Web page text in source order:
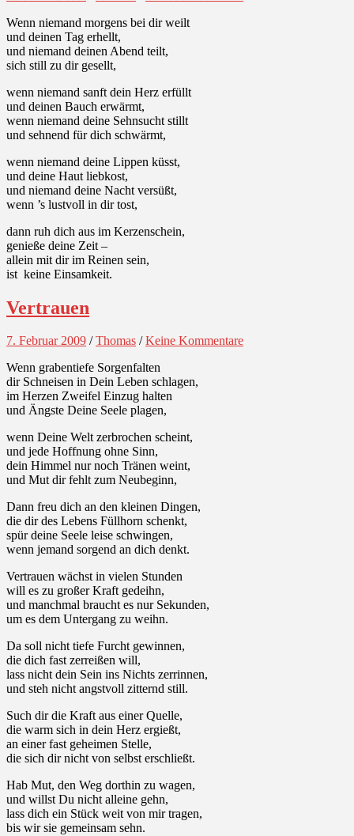
Wenn niemand morgens bei dir weilt
und deinen Tag erhellt,
und niemand deinen Abend teilt,
sich still zu dir gesellt,
wenn niemand sanft dein Herz erfüllt
und deinen Bauch erwärmt,
wenn niemand deine Sehnsucht stillt
und sehnend für dich schwärmt,
wenn niemand deine Lippen küsst,
und deine Haut liebkost,
und niemand deine Nacht versüßt,
wenn ’s lustvoll in dir tost,
dann ruh dich aus im Kerzenschein,
genieße deine Zeit –
allein mit dir im Reinen sein,
ist keine Einsamkeit.
Vertrauen
7. Februar 2009 /Thomas /Keine Kommentare
Wenn grabentiefe Sorgenfalten
dir Schneisen in Dein Leben schlagen,
im Herzen Zweifel Einzug halten
und Ängste Deine Seele plagen,
wenn Deine Welt zerbrochen scheint,
und jede Hoffnung ohne Sinn,
dein Himmel nur noch Tränen weint,
und Mut dir fehlt zum Neubeginn,
Dann freu dich an den kleinen Dingen,
die dir des Lebens Füllhorn schenkt,
spür deine Seele leise schwingen,
wenn jemand sorgend an dich denkt.
Vertrauen wächst in vielen Stunden
will es zu großer Kraft gedeihn,
und manchmal braucht es nur Sekunden,
um es dem Untergang zu weihn.
Da soll nicht tiefe Furcht gewinnen,
die dich fast zerreißen will,
lass nicht dein Sein ins Nichts zerrinnen,
und steh nicht angstvoll zitternd still.
Such dir die Kraft aus einer Quelle,
die warm sich in dein Herz ergießt,
an einer fast geheimen Stelle,
die sich dir nicht von selbst erschließt.
Hab Mut, den Weg dorthin zu wagen,
und willst Du nicht alleine gehn,
lass dich ein Stück weit von mir tragen,
bis wir sie gemeinsam sehn.